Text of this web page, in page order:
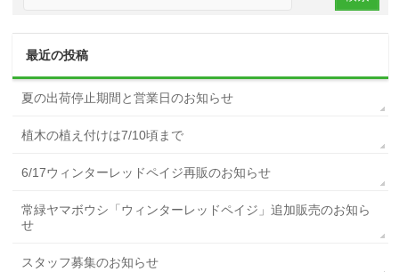
最近の投稿
夏の出荷停止期間と営業日のお知らせ
植木の植え付けは7/10頃まで
6/17ウィンターレッドペイジ再販のお知らせ
常緑ヤマボウシ「ウィンターレッドペイジ」追加販売のお知ら
せ
スタッフ募集のお知らせ